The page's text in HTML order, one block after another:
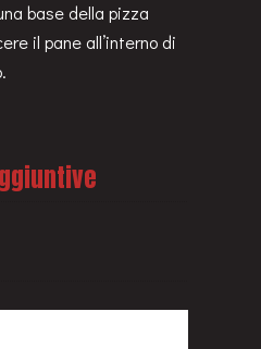
base della pizza
il pane all’interno di